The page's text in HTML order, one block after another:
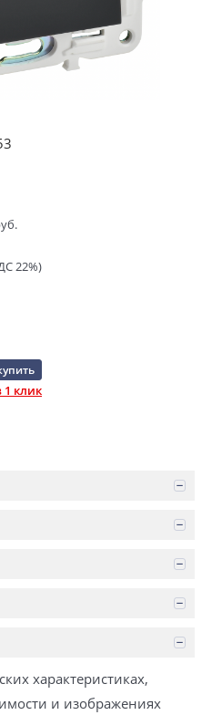
22%)
1 клик
характеристиках,
и изображениях